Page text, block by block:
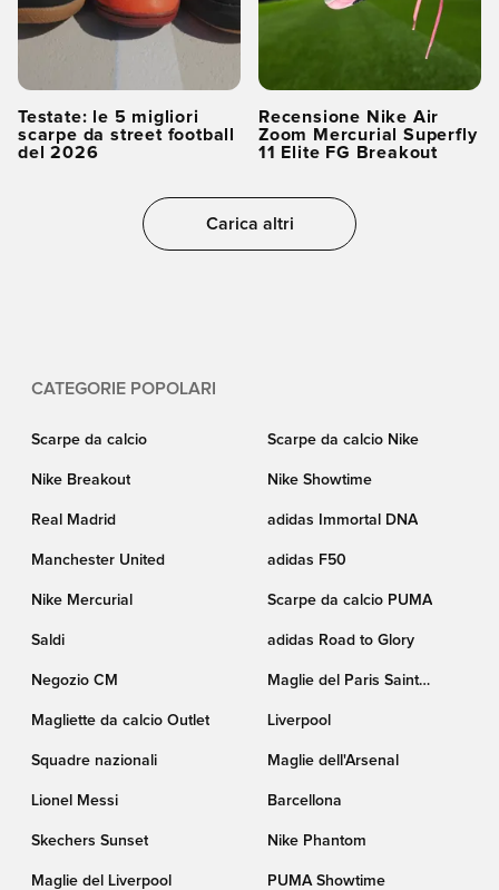
Testate: le 5 migliori
scarpe da street football
del 2026
Recensione Nike Air
Zoom Mercurial Superfly
11 Elite FG Breakout
Carica altri
CATEGORIE POPOLARI
Scarpe da calcio Scarpe da calcio Nike
Nike Breakout Nike Showtime
Real Madrid adidas Immortal DNA
Manchester United adidas F50
Nike Mercurial Scarpe da calcio PUMA
Saldi adidas Road to Glory
Negozio CM
Maglie del Paris Saint
Magliette da calcio Outlet
Liverpool
Squadre nazionali Maglie dell'Arsenal
Lionel Messi Barcellona
Skechers Sunset Nike Phantom
Maglie del Liverpool PUMA Showtime